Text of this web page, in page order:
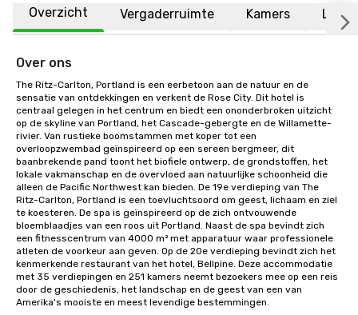
Overzicht Vergaderruimte Kamers
Over ons
The Ritz-Carlton, Portland is een eerbetoon aan de natuur en de
sensatie van ontdekkingen en verkent de Rose City. Dit hotel is
centraal gelegen in het centrum en biedt een ononderbroken uitzicht
op de skyline van Portland, het Cascade-gebergte en de Willamette-
rivier. Van rustieke boomstammen met koper tot een
overloopzwembad geïnspireerd op een sereen bergmeer, dit
baanbrekende pand toont het biofiele ontwerp, de grondstoffen, het
lokale vakmanschap en de overvloed aan natuurlijke schoonheid die
alleen de Pacific Northwest kan bieden. De 19e verdieping van The
Ritz-Carlton, Portland is een toevluchtsoord om geest, lichaam en ziel
te koesteren. De spa is geïnspireerd op de zich ontvouwende
bloemblaadjes van een roos uit Portland. Naast de spa bevindt zich
een fitnesscentrum van 4000 m² met apparatuur waar professionele
atleten de voorkeur aan geven. Op de 20e verdieping bevindt zich het
kenmerkende restaurant van het hotel, Bellpine. Deze accommodatie
met 35 verdiepingen en 251 kamers neemt bezoekers mee op een reis
door de geschiedenis, het landschap en de geest van een van
Amerika's mooiste en meest levendige bestemmingen.